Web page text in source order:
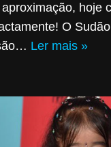
hoje
O
Ler mais »